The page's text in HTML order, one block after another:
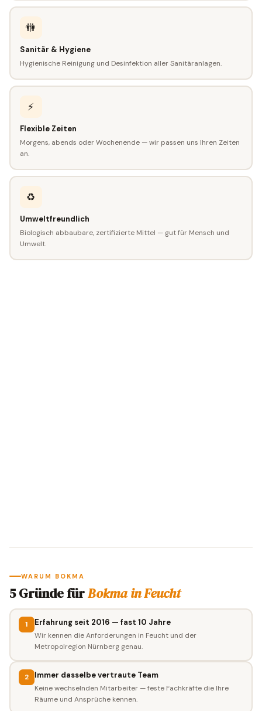
🚻
Sanitär & Hygiene
Hygienische Reinigung und Desinfektion aller Sanitäranlagen.
⚡
Flexible Zeiten
Morgens, abends oder Wochenende — wir passen uns Ihren Zeiten
an.
♻️
Umweltfreundlich
Biologisch abbaubare, zertifizierte Mittel — gut für Mensch und
Umwelt.
WARUM BOKMA
5 Gründe fürBokma in Feucht
1 Erfahrung seit 2016 — fast 10 Jahre
Wir kennen die Anforderungen in Feucht und der
Metropolregion Nürnberg genau.
2 Immer dasselbe vertraute Team
Keine wechselnden Mitarbeiter — feste Fachkräfte die Ihre
Räume und Ansprüche kennen.